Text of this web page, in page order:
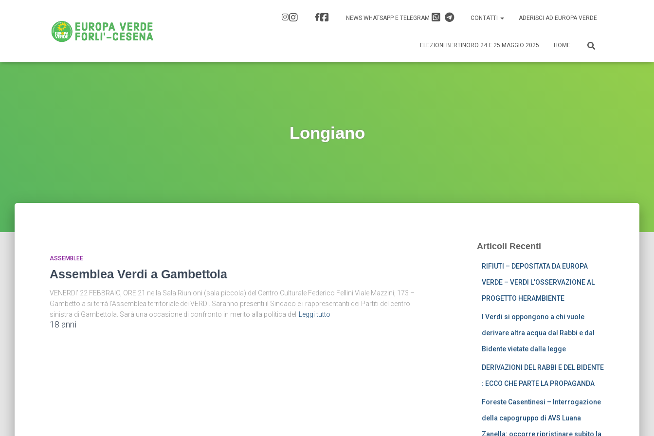
NEWS WHATSAPP E TELEGRAM CONTATTI ADERISCI AD EUROPA VERDE
ELEZIONI BERTINORO 24 E 25 MAGGIO 2025 HOME
Longiano
ASSEMBLEE
Assemblea Verdi a Gambettola
VENERDI’ 22 FEBBRAIO, ORE 21 nella Sala Riunioni (sala piccola) del Centro Culturale Federico Fellini Viale Mazzini, 173 –
Gambettola si terrà l’Assemblea territoriale dei VERDI. Saranno presenti il Sindaco e i rappresentanti dei Partiti del centro
sinistra di Gambettola. Sarà una occasione di confronto in merito alla politica del
Leggi tutto
18 anni
Articoli Recenti
RIFIUTI – DEPOSITATA DA EUROPA
VERDE – VERDI L’OSSERVAZIONE AL
PROGETTO HERAMBIENTE
I Verdi si oppongono a chi vuole
derivare altra acqua dal Rabbi e dal
Bidente vietate dalla legge
DERIVAZIONI DEL RABBI E DEL BIDENTE
: ECCO CHE PARTE LA PROPAGANDA
Foreste Casentinesi – Interrogazione
della capogruppo di AVS Luana
Zanella: occorre ripristinare subito la